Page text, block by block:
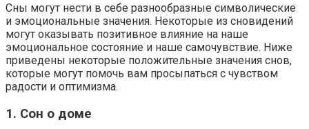
Сны могут нести в себе разнообразные символические
и эмоциональные значения. Некоторые из сновидений
могут оказывать позитивное влияние на наше
эмоциональное состояние и наше самочувствие. Ниже
приведены некоторые положительные значения снов,
которые могут помочь вам просыпаться с чувством
радости и оптимизма.
1. Сон о доме